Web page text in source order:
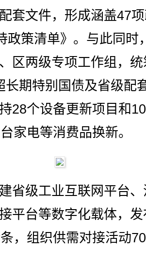
套文件，形成涵盖47
政策清单》。与此同时
区两级专项工作组，统
长期特别国债及省级配
28个设备更新项目和
家电等消费品换新。
级工业互联网平台、
平台等数字化载体，
，组织供需对接活动